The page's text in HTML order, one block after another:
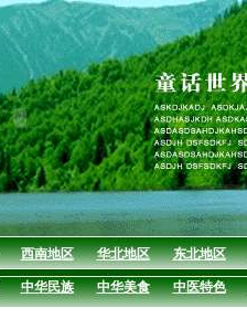
西南地区 华北地区 东北地区
中华民族 中华美食 中医特色